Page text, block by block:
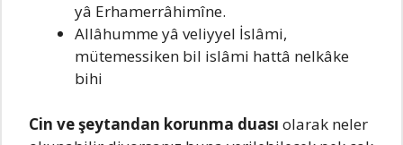
yâ Erhamerrâhimîne.
Allâhumme yâ veliyyel İslâmi,
mütemessiken bil islâmi hattâ nelkâke
bihi
Cin ve şeytandan korunma duası olarak neler